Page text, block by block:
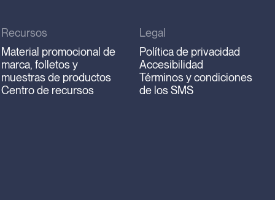
Recursos
Material promocional de
marca, folletos y
muestras de productos
Centro de recursos
Legal
Política de privacidad
Accesibilidad
Términos y condiciones
de los SMS